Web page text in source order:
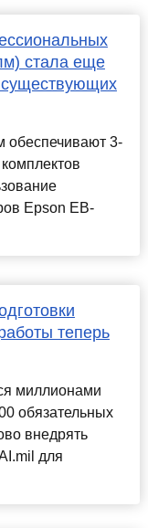
стала еще
обеспечивают 3-
Epson EB-
теперь
миллионами
обязательных
внедрять
для